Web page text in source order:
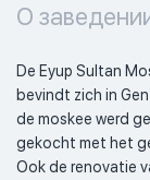
О
De Eyup Sultan
bevindt zich in
de moskee werd
gekocht met het
Ook de renovatie